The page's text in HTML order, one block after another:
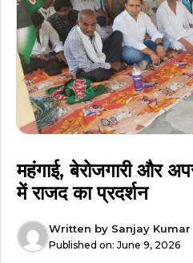
महंगाई, बेरोजगारी और
में राजद का प्रदर्शन
Written by Sanjay Kumar
Published on: June 9, 2026